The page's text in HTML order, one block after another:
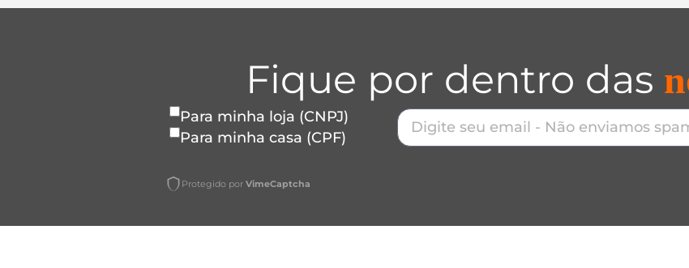
Fique por dentro das
Para minha loja (CNPJ)
Para minha casa (CPF)
Protegido por VimeCaptcha